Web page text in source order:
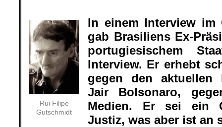
Rui Filipe
Gutschmidt
In einem Interview im
gab Brasiliens Ex-
portugiesischem
Interview. Er erhebt
gegen den aktuellen
Jair Bolsonaro,
Medien. Er sei ein
Justiz, was aber ist an